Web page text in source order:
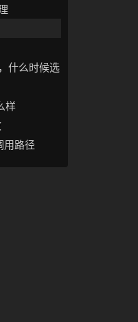
么时候选 CGLIB
样
用路径